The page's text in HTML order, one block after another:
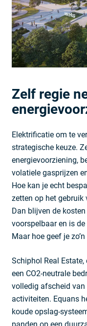
Zelf regie
Elektrificatie om te
strategische keuze.
energievoorziening,
volatiele gasprijzen
Hoe kan je echt
zetten op het gebruik
Dan blijven de
voorspelbaar en is
Maar hoe geef je
Schiphol Real
een CO2-neutrale
volledig afscheid
activiteiten. Equans
koude opslag-